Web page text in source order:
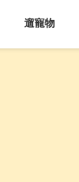
遛寵物